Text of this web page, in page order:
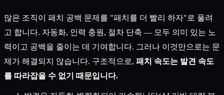
많은 조직이 패치 공백 문제를 "패치를 더 빨리 하자"로 풀려
고 합니다. 자동화, 인력 충원, 절차 단축 — 모두 의미 있는 노
력이고 공백을 줄이는 데 기여합니다. 그러나 이것만으로는 문
제가 해결되지 않습니다. 구조적으로, 패치 속도는 발견 속도
를 따라잡을 수 없기 때문입니다.